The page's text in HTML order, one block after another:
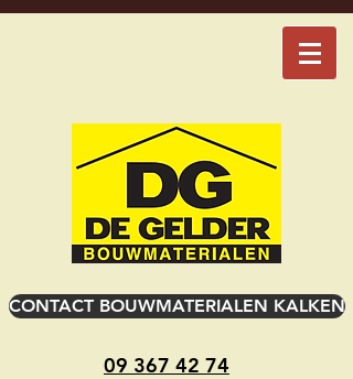
CONTACT BOUWMATERIALEN KALKEN
09 367 42 74